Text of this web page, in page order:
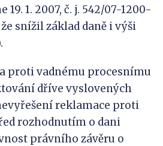
1. 2007, č. j. 542/07-1200-
snížil základ daně i výši
proti vadnému procesnímu
dříve vyslovených
reklamace proti
rozhodnutím o dani
právního závěru o